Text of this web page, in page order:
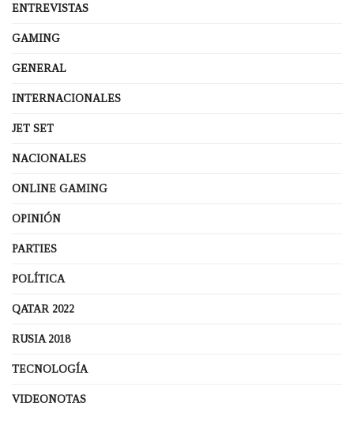
ENTREVISTAS
GAMING
GENERAL
INTERNACIONALES
JET SET
NACIONALES
ONLINE GAMING
OPINIÓN
PARTIES
POLÍTICA
QATAR 2022
RUSIA 2018
TECNOLOGÍA
VIDEONOTAS